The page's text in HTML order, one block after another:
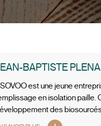
BAPTISTE
est une jeune
en isolation paille.
des